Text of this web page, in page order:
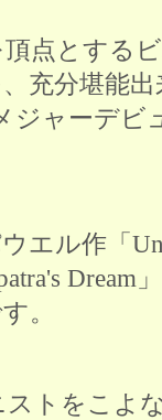
点とする
充分堪能
ジャーデビ
エル作「
Dream
。
トをこよ